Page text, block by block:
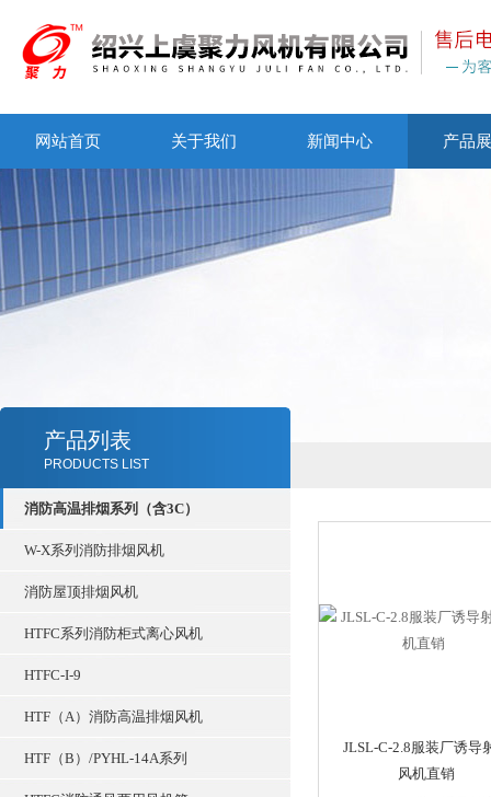
网站首页 关于我们 新闻中心 产品
产品列表
PRODUCTS LIST
消防高温排烟系列（含3C）
W-X系列消防排烟风机
消防屋顶排烟风机
HTFC系列消防柜式离心风机
HTFC-I-9
HTF（A）消防高温排烟风机
HTF（B）/PYHL-14A系列
JLSL-C-2.8服装厂诱导
风机直销